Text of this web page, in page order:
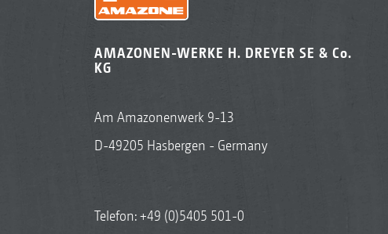
AMAZONEN-WERKE H. DREYER SE & Co.
KG
Am Amazonenwerk 9-13
D-49205 Hasbergen - Germany
Telefon:+49 (0)5405 501-0